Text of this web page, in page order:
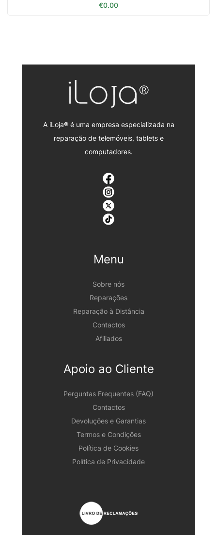
€0.00
A iLoja® é uma empresa especializada na
reparação de telemóveis, tablets e
computadores.
Menu
Sobre nós
Reparações
Reparação à Distância
Contactos
Afiliados
Apoio ao Cliente
Perguntas Frequentes (FAQ)
Contactos
Devoluções e Garantias
Termos e Condições
Política de Cookies
Política de Privacidade